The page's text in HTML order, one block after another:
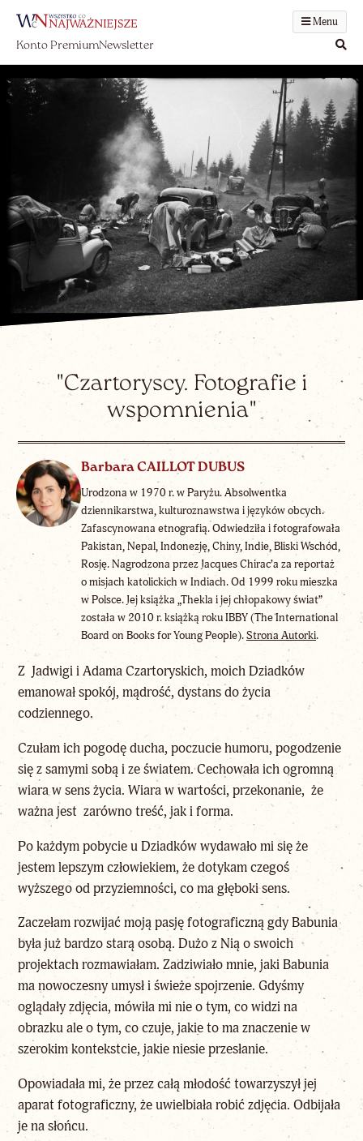
Menu
Konto PremiumNewsletter
"Czartoryscy. Fotografie i
wspomnienia"
Barbara CAILLOT DUBUS
Urodzona w 1970 r. w Paryżu. Absolwentka
dziennikarstwa, kulturoznawstwa i języków obcych.
Zafascynowana etnografią. Odwiedziła i fotografowała
Pakistan, Nepal, Indonezję, Chiny, Indie, Bliski Wschód,
Rosję. Nagrodzona przez Jacques Chirac’a za reportaż
o misjach katolickich w Indiach. Od 1999 roku mieszka
w Polsce. Jej książka „Thekla i jej chłopakowy świat”
została w 2010 r. książką roku IBBY (The International
Board on Books for Young People).Strona Autorki.
Z Jadwigi i Adama Czartoryskich, moich Dziadków
emanował spokój, mądrość, dystans do życia
codziennego.
Czułam ich pogodę ducha, poczucie humoru, pogodzenie
się z samymi sobą i ze światem. Cechowała ich ogromną
wiara w sens życia. Wiara w wartości, przekonanie, że
ważna jest zarówno treść, jak i forma.
Po każdym pobycie u Dziadków wydawało mi się że
jestem lepszym człowiekiem, że dotykam czegoś
wyższego od przyziemności, co ma głęboki sens.
Zaczełam rozwijać moją pasję fotograficzną gdy Babunia
była już bardzo starą osobą. Dużo z Nią o swoich
projektach rozmawiałam. Zadziwiało mnie, jaki Babunia
ma nowoczesny umysł i świeże spojrzenie. Gdyśmy
oglądały zdjęcia, mówiła mi nie o tym, co widzi na
obrazku ale o tym, co czuje, jakie to ma znaczenie w
szerokim kontekstcie, jakie niesie przesłanie.
Opowiadała mi, że przez całą młodość towarzyszył jej
aparat fotograficzny, że uwielbiała robić zdjęcia. Odbijała
je na słońcu.